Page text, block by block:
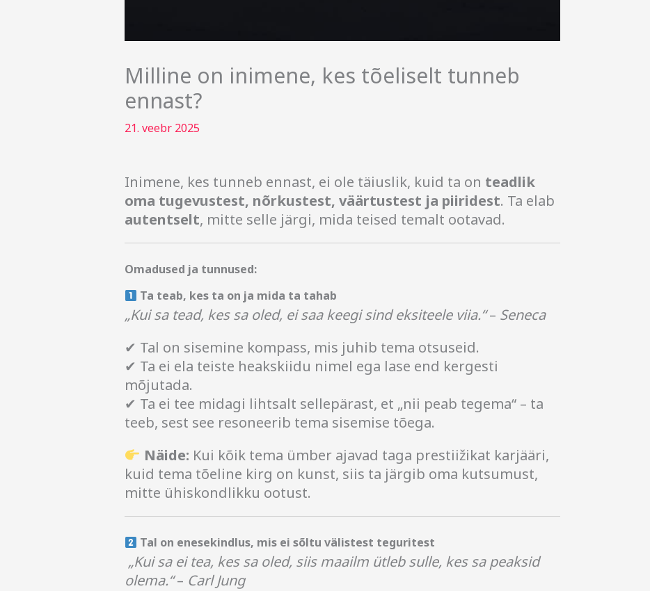
Milline on inimene, kes tõeliselt tunneb
ennast?
21. veebr 2025
Inimene, kes tunneb ennast, ei ole täiuslik, kuid ta on teadlik
oma tugevustest, nõrkustest, väärtustest ja piiridest. Ta elab
autentselt, mitte selle järgi, mida teised temalt ootavad.
Omadused ja tunnused:
Ta teab, kes ta on ja mida ta tahab
„Kui sa tead, kes sa oled, ei saa keegi sind eksiteele viia.“– Seneca
✔ Tal on sisemine kompass, mis juhib tema otsuseid.
✔ Ta ei ela teiste heakskiidu nimel ega lase end kergesti
mõjutada.
✔ Ta ei tee midagi lihtsalt sellepärast, et „nii peab tegema“ – ta
teeb, sest see resoneerib tema sisemise tõega.
Näide: Kui kõik tema ümber ajavad taga prestiižikat karjääri,
kuid tema tõeline kirg on kunst, siis ta järgib oma kutsumust,
mitte ühiskondlikku ootust.
Tal on enesekindlus, mis ei sõltu välistest teguritest
„Kui sa ei tea, kes sa oled, siis maailm ütleb sulle, kes sa peaksid
olema.“– Carl Jung